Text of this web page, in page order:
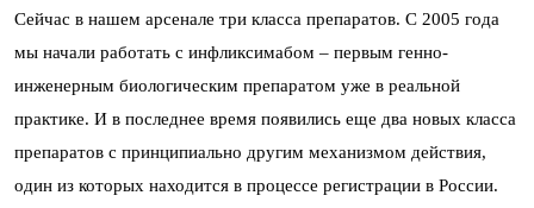
Сейчас в нашем арсенале три класса препаратов. С 2005 года
мы начали работать с инфликсимабом – первым генно-
инженерным биологическим препаратом уже в реальной
практике. И в последнее время появились еще два новых класса
препаратов с принципиально другим механизмом действия,
один из которых находится в процессе регистрации в России.